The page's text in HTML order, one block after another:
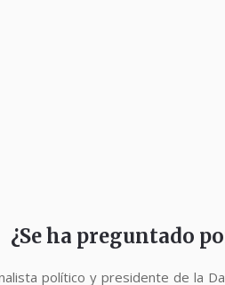
¿Se ha preguntado
político y presidente de la